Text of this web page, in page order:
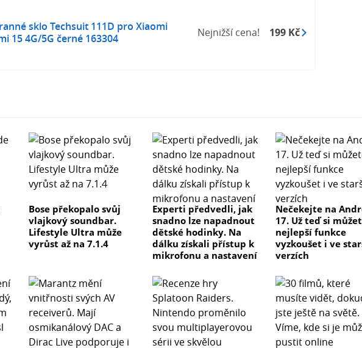
sklo Techsuit 111D pro Xiaomi
15 4G/5G černé 163304
Nejnižší cena! 199 Kč
Bose překopalo svůj
vlajkový soundbar.
Lifestyle Ultra může
vyrůst až na 7.1.4
Experti předvedli, jak
snadno lze napadnout
dětské hodinky. Na
dálku získali přístup k
mikrofonu a nastavení
Nečekejte na
17. Už teď si
nejlepší funkce
vyzkoušet i ve
verzích